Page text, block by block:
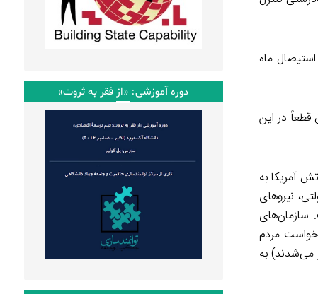
استیصال ماه
قطعاً در این
آمریکا به
نیروهای
سازمان‌های
مردم
می‌شدند) به
دوره آموزشی: «از فقر به ثروت»